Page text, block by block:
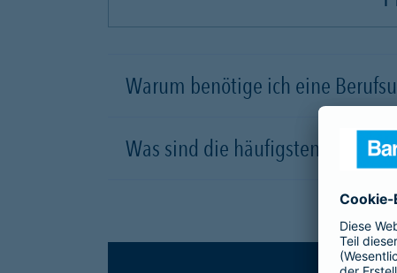
Warum benötige ich eine
Was sind die häufigsten